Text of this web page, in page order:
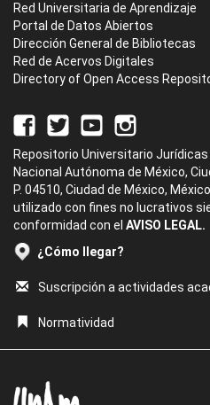
Red Universitaria de Aprendizaje
Portal de Datos Abiertos
Dirección General de Bibliotecas
Red de Acervos Digitales
Directory of Open Access
Repositorio Universitario Jurídicas
Nacional Autónoma de México,
P. 04510, Ciudad de México,
utilizado con fines no lucrativos
conformidad con el AVISO LEGAL.
¿Cómo llegar?
Suscripción a actividades
Normatividad